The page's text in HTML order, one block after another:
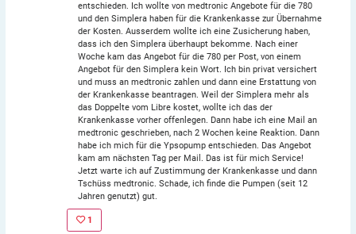
entschieden. Ich wollte von medtronic Angebote für die 780
und den Simplera haben für die Krankenkasse zur Übernahme
der Kosten. Ausserdem wollte ich eine Zusicherung haben,
dass ich den Simplera überhaupt bekomme. Nach einer
Woche kam das Angebot für die 780 per Post, von einem
Angebot für den Simplera kein Wort. Ich bin privat versichert
und muss an medtronic zahlen und dann eine Erstattung von
der Krankenkasse beantragen. Weil der Simplera mehr als
das Doppelte vom Libre kostet, wollte ich das der
Krankenkasse vorher offenlegen. Dann habe ich eine Mail an
medtronic geschrieben, nach 2 Wochen keine Reaktion. Dann
habe ich mich für die Ypsopump entschieden. Das Angebot
kam am nächsten Tag per Mail. Das ist für mich Service!
Jetzt warte ich auf Zustimmung der Krankenkasse und dann
Tschüss medtronic. Schade, ich finde die Pumpen (seit 12
Jahren genutzt) gut.
1